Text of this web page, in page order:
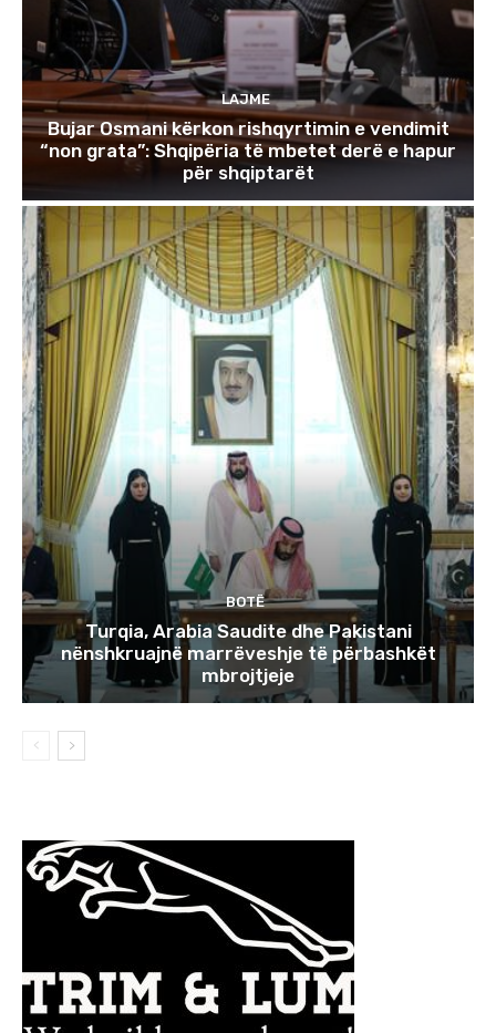
LAJME
Bujar Osmani kërkon rishqyrtimin e vendimit
“non grata”: Shqipëria të mbetet derë e hapur
për shqiptarët
BOTË
Turqia, Arabia Saudite dhe Pakistani
nënshkruajnë marrëveshje të përbashkët
mbrojtjeje